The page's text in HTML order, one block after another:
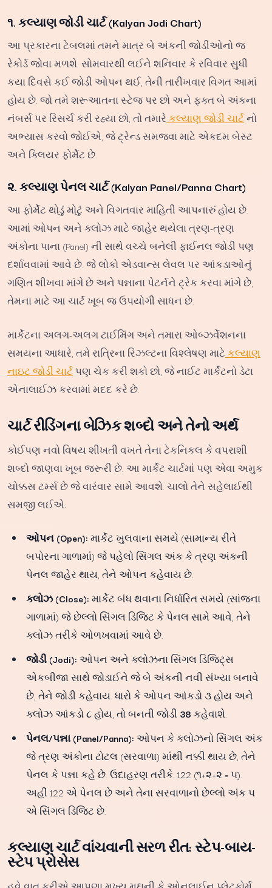
૧. કલ્યાણ જોડી ચાર્ટ (Kalyan Jodi Chart)
આ પ્રકારના ટેબલમાં તમને માત્ર બે અંકની જોડીઓનો જ
રેકોર્ડ જોવા મળશે. સોમવારથી લઈને શનિવાર કે રવિવાર સુધી
કયા દિવસે કઈ જોડી ઓપન થઈ, તેની તારીખવાર વિગત આમાં
હોય છે. જો તમે શરૂઆતના સ્ટેજ પર છો અને ફક્ત બે અંકના
નંબર્સ પર રિસર્ચ કરી રહ્યા છો, તો તમારે કલ્યાણ જોડી ચાર્ટનો
અભ્યાસ કરવો જોઈએ, જે ટ્રેન્ડ સમજવા માટે એકદમ બેસ્ટ
અને ક્લિયર ફોર્મેટ છે.
૨. કલ્યાણ પેનલ ચાર્ટ (Kalyan Panel/Panna Chart)
આ ફોર્મેટ થોડું મોટું અને વિગતવાર માહિતી આપનારું હોય છે.
આમાં ઓપન અને ક્લોઝ માટે જાહેર થયેલા ત્રણ-ત્રણ
અંકોના પાના (Panel) ની સાથે વચ્ચે બનેલી ફાઈનલ જોડી પણ
દર્શાવવામાં આવે છે. જે લોકો એડવાન્સ લેવલ પર આંકડાઓનું
ગણિત શીખવા માંગે છે અને પન્નાના પેટર્નને ટ્રેક કરવા માંગે છે,
તેમના માટે આ ચાર્ટ ખૂબ જ ઉપયોગી સાધન છે.
માર્કેટના અલગ-અલગ ટાઈમિંગ અને તમારા ઓબ્ઝર્વેશનના
સમયના આધારે, તમે રાત્રિના રિઝલ્ટના વિશ્લેષણ માટેકલ્યાણ
નાઇટ જોડી ચાર્ટપણ ચેક કરી શકો છો, જે નાઈટ માર્કેટનો ડેટા
એનાલાઈઝ કરવામાં મદદ કરે છે.
ચાર્ટ રીડિંગના બેઝિક શબ્દો અને તેનો અર્થ
કોઈપણ નવો વિષય શીખતી વખતે તેના ટેકનિકલ કે વપરાશી
શબ્દો જાણવા ખૂબ જરૂરી છે. આ માર્કેટ ચાર્ટમાં પણ એવા અમુક
ચોક્કસ ટર્મ્સ છે જે વારંવાર સામે આવશે. ચાલો તેને સહેલાઈથી
સમજી લઈએ:
ઓપન (Open): માર્કેટ ખુલવાના સમયે (સામાન્ય રીતે
બપોરના ગાળામાં) જે પહેલો સિંગલ અંક કે ત્રણ અંકની
પેનલ જાહેર થાય, તેને ઓપન કહેવાય છે.
ક્લોઝ (Close): માર્કેટ બંધ થવાના નિર્ધારિત સમયે (સાંજના
ગાળામાં) જે છેલ્લો સિંગલ ડિજિટ કે પેનલ સામે આવે, તેને
ક્લોઝ તરીકે ઓળખવામાં આવે છે.
જોડી (Jodi): ઓપન અને ક્લોઝના સિંગલ ડિજિટ્સ
એકબીજા સાથે જોડાઈને જે બે અંકની નવી સંખ્યા બનાવે
છે, તેને જોડી કહેવાય. ધારો કે ઓપન આંકડો ૩ હોય અને
ક્લોઝ આંકડો ૮ હોય, તો બનતી જોડી 38 કહેવાશે.
પેનલ/પન્ના (Panel/Panna): ઓપન કે ક્લોઝનો સિંગલ અંક
જે ત્રણ અંકોના ટોટલ (સરવાળા) માંથી નક્કી થાય છે, તેને
પેનલ કે પન્ના કહે છે. ઉદાહરણ તરીકે: 122 (૧+૨+૨ = ૫).
અહીં 122 એ પેનલ છે અને તેના સરવાળાનો છેલ્લો અંક ૫
એ સિંગલ ડિજિટ છે.
કલ્યાણ ચાર્ટ વાંચવાની સરળ રીત: સ્ટેપ-બાય-
સ્ટેપ પ્રોસેસ